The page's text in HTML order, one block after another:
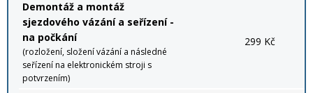
Demontáž a montáž
sjezdového vázání a seřízení -
na počkání
(rozložení, složení vázání a následné
seřízení na elektronickém stroji s
potvrzením)
299 Kč